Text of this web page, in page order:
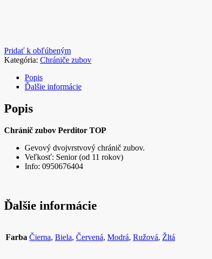
Pridať k obľúbeným
Kategória: Chrániče zubov
Popis
Ďalšie informácie
Popis
Chránič zubov Perditor TOP
Gevový dvojvrstvový chránič zubov.
Veľkosť: Senior (od 11 rokov)
Info: 0950676404
Ďalšie informácie
Farba Čierna, Biela, Červená, Modrá, Ružová, Žltá